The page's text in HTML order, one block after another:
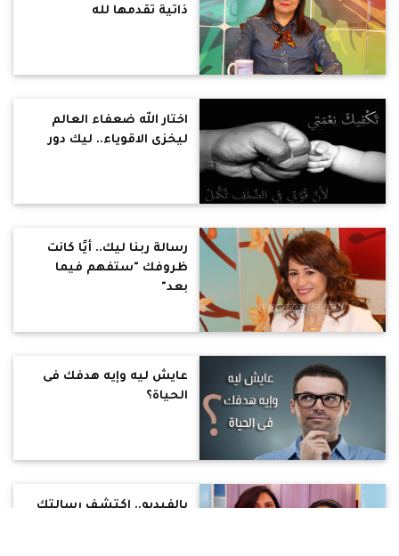
ذاتية تقدمها لله
اختار الله ضعفاء العالم
ليخزى الاقوياء.. ليك دور
رسالة ربنا ليك.. أيًا كانت
ظروفك "ستفهم فيما
بعد"
عايش ليه وإيه هدفك فى
الحياة؟
بالفيديو.. اكتشف رسالتك